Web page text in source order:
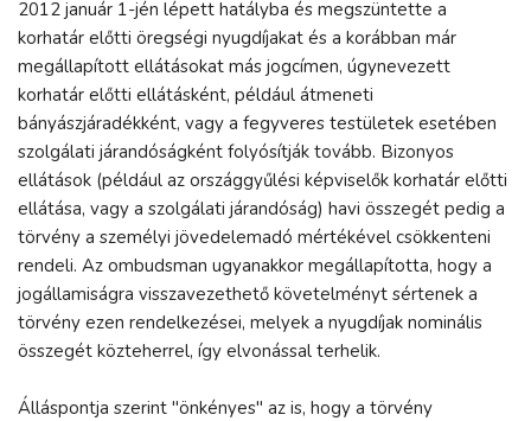
2012 január 1-jén lépett hatályba és megszüntette a
korhatár előtti öregségi nyugdíjakat és a korábban már
megállapított ellátásokat más jogcímen, úgynevezett
korhatár előtti ellátásként, például átmeneti
bányászjáradékként, vagy a fegyveres testületek esetében
szolgálati járandóságként folyósítják tovább. Bizonyos
ellátások (például az országgyűlési képviselők korhatár előtti
ellátása, vagy a szolgálati járandóság) havi összegét pedig a
törvény a személyi jövedelemadó mértékével csökkenteni
rendeli. Az ombudsman ugyanakkor megállapította, hogy a
jogállamiságra visszavezethető követelményt sértenek a
törvény ezen rendelkezései, melyek a nyugdíjak nominális
összegét közteherrel, így elvonással terhelik.
Álláspontja szerint "önkényes" az is, hogy a törvény